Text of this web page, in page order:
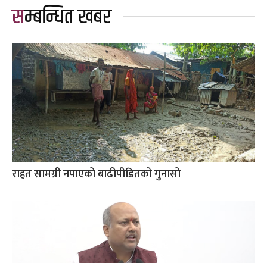
सम्बन्धित खबर
राहत सामग्री नपाएको बाढीपीडितको गुनासो